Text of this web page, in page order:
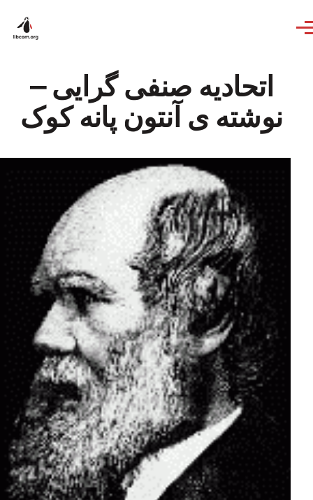
اتحادیه صنفی گرایی –
نوشته ی آنتون پانه کوک